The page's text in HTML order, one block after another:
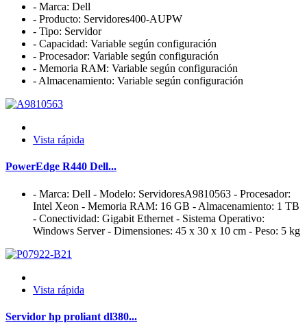
- Marca: Dell
- Producto: Servidores400-AUPW
- Tipo: Servidor
- Capacidad: Variable según configuración
- Procesador: Variable según configuración
- Memoria RAM: Variable según configuración
- Almacenamiento: Variable según configuración
Vista rápida
PowerEdge R440 Dell...
- Marca: Dell - Modelo: ServidoresA9810563 - Procesador:
Intel Xeon - Memoria RAM: 16 GB - Almacenamiento: 1 TB
- Conectividad: Gigabit Ethernet - Sistema Operativo:
Windows Server - Dimensiones: 45 x 30 x 10 cm - Peso: 5 kg
Vista rápida
Servidor hp proliant dl380...